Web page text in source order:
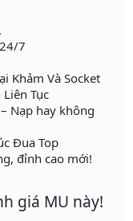
7
Khảm Và Socket
Tục
Nạp hay không
Đua Top
đỉnh cao mới!
giá MU này!